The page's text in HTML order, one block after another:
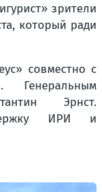
зрители
который ради
совместно с
Эрнст.
ИРИ и